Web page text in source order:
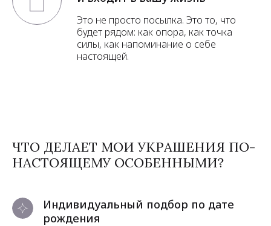
Это не просто посылка. Это то, что
будет рядом: как опора, как точка
силы, как напоминание о себе
настоящей.
ЧТО ДЕЛАЕТ МОИ УКРАШЕНИЯ ПО-
НАСТОЯЩЕМУ ОСОБЕННЫМИ?
Индивидуальный подбор по дате
рождения